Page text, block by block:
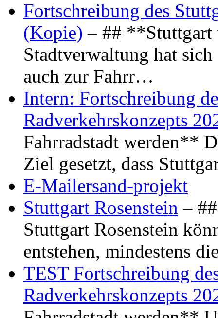
Fortschreibung des
(Kopie) – ## **Stuttgart
Stadtverwaltung hat
auch zur Fahrr…
Intern: Fortschreibung
Radverkehrskonzepts
Fahrradstadt werden**
Ziel gesetzt, dass
E-Mailersand-projekt
Stuttgart Rosenstein –
Stuttgart Rosenstein
entstehen, mindestens
TEST Fortschreibung
Radverkehrskonzepts